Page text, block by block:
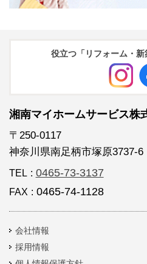
役立つ「リフォーム・新
湘南マイホームサービス株
〒250-0117
神奈川県南足柄市塚原3737-6
TEL : 0465-73-3137
FAX : 0465-74-1128
会社情報
採用情報